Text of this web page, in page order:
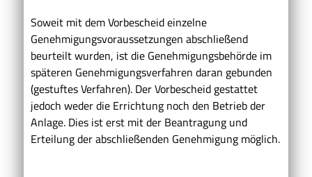
Soweit mit dem Vorbescheid einzelne
Genehmigungsvoraussetzungen abschließend
beurteilt wurden, ist die Genehmigungsbehörde im
späteren Genehmigungsverfahren daran gebunden
(gestuftes Verfahren). Der Vorbescheid gestattet
jedoch weder die Errichtung noch den Betrieb der
Anlage. Dies ist erst mit der Beantragung und
Erteilung der abschließenden Genehmigung möglich.